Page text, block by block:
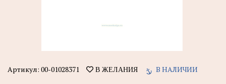
Артикул: 00-01028371 В ЖЕЛАНИЯ В НАЛИЧИИ